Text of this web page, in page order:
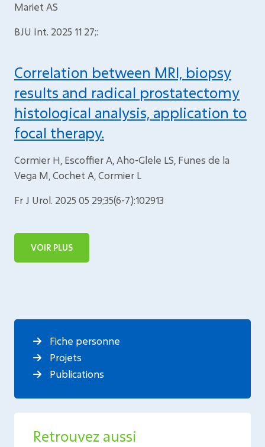
Mariet AS
BJU Int. 2025 11 27;:
Correlation between MRI, biopsy
results and radical prostatectomy
histological analysis, application to
focal therapy.
Cormier H, Escoffier A, Aho-Glele LS, Funes de la
Vega M, Cochet A, Cormier L
Fr J Urol. 2025 05 29;35(6-7):102913
VOIR PLUS
Fiche personne
Projets
Publications
Retrouvez aussi